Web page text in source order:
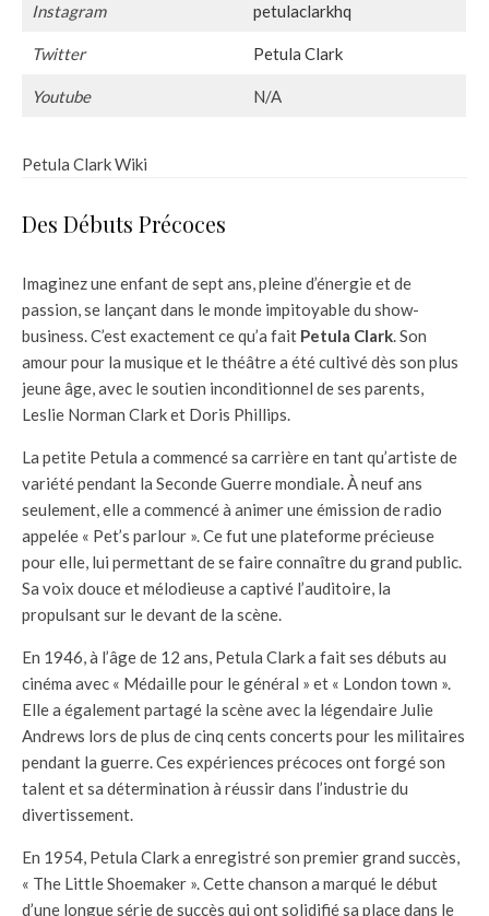
Instagram petulaclarkhq
Twitter Petula Clark
Youtube N/A
Petula Clark Wiki
Des Débuts Précoces
Imaginez une enfant de sept ans, pleine d’énergie et de
passion, se lançant dans le monde impitoyable du show-
business. C’est exactement ce qu’a fait Petula Clark. Son
amour pour la musique et le théâtre a été cultivé dès son plus
jeune âge, avec le soutien inconditionnel de ses parents,
Leslie Norman Clark et Doris Phillips.
La petite Petula a commencé sa carrière en tant qu’artiste de
variété pendant la Seconde Guerre mondiale. À neuf ans
seulement, elle a commencé à animer une émission de radio
appelée « Pet’s parlour ». Ce fut une plateforme précieuse
pour elle, lui permettant de se faire connaître du grand public.
Sa voix douce et mélodieuse a captivé l’auditoire, la
propulsant sur le devant de la scène.
En 1946, à l’âge de 12 ans, Petula Clark a fait ses débuts au
cinéma avec « Médaille pour le général » et « London town ».
Elle a également partagé la scène avec la légendaire Julie
Andrews lors de plus de cinq cents concerts pour les militaires
pendant la guerre. Ces expériences précoces ont forgé son
talent et sa détermination à réussir dans l’industrie du
divertissement.
En 1954, Petula Clark a enregistré son premier grand succès,
« The Little Shoemaker ». Cette chanson a marqué le début
d’une longue série de succès qui ont solidifié sa place dans le